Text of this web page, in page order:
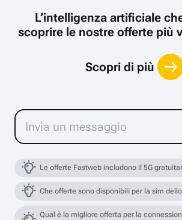
L’intelligenza artificiale
scoprire le nostre offerte più
Scopri di più
Le offerte Fastweb includono il 5G
Che offerte sono disponibili per la sim
Qual è la migliore offerta per la